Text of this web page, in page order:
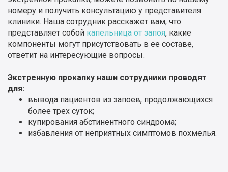
номеру и получить консультацию у представителя
клиники. Наша сотрудник расскажет вам, что
представляет собой капельница от запоя, какие
компоненты могут присутствовать в ее составе,
ответит на интересующие вопросы.
Экстренную прокапку наши сотрудники проводят
для:
вывода пациентов из запоев, продолжающихся
более трех суток;
купирования абстинентного синдрома;
избавления от неприятных симптомов похмелья.